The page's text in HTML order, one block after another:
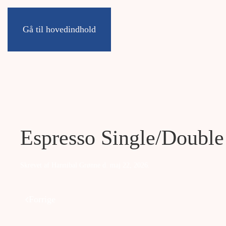
Gå til hovedindhold
Espresso Single/Double